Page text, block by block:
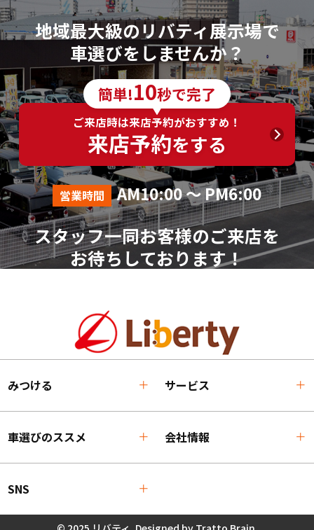
地域最大級のリバティ展示場で
車選びをしませんか？
簡単!10秒で完了
ご来店時は来店予約がおすすめ！
来店予約をする
営業時間 AM10:00 ～ PM6:00
スタッフ一同お客様のご来店を
お待ちしております！
みつける サービス
車選びのススメ 会社情報
SNS